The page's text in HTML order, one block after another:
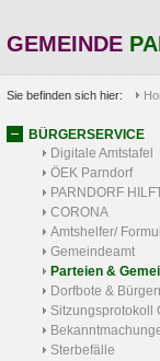
GEMEINDE
Sie befinden sich hier:
BÜRGERSERVICE
Digitale Amtstafel
ÖEK Parndorf
PARNDORF
CORONA
Amtshelfer/
Gemeindeamt
Parteien &
Dorfbote &
Sitzungsprotokoll
Sterbefälle